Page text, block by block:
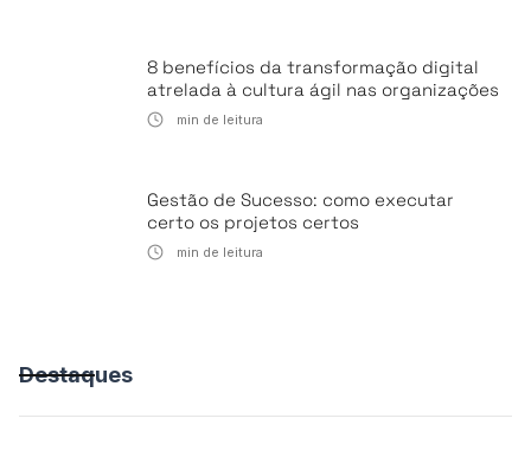
8 benefícios da transformação digital
atrelada à cultura ágil nas organizações
min de leitura
Gestão de Sucesso: como executar
certo os projetos certos
min de leitura
Destaques